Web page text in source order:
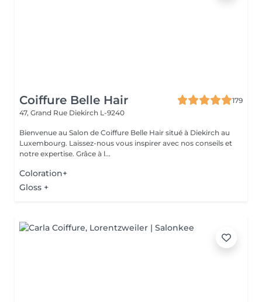
Coiffure Belle Hair
179
47, Grand Rue Diekirch L-9240
Bienvenue au Salon de Coiffure Belle Hair situé à Diekirch au
Luxembourg. Laissez-nous vous inspirer avec nos conseils et
notre expertise. Grâce à l...
Coloration+
Gloss +